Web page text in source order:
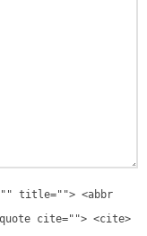
title=""> <abbr
cite=""> <cite>